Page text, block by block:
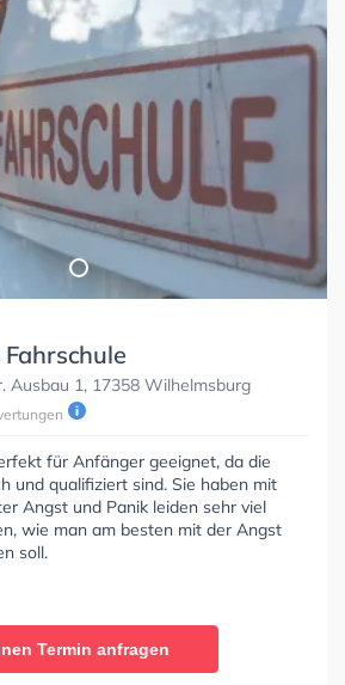
Ausbau 1, 17358 Wilhelmsburg
für Anfänger geeignet, da die
und qualifiziert sind. Sie haben mit
Angst und Panik leiden sehr viel
wie man am besten mit der Angst
soll.
Termin anfragen